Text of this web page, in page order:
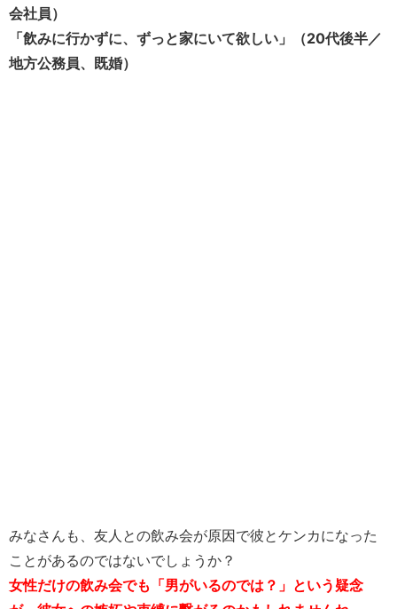
会社員）
「飲みに行かずに、ずっと家にいて欲しい」（20代後半／
地方公務員、既婚）
みなさんも、友人との飲み会が原因で彼とケンカになった
ことがあるのではないでしょうか？
女性だけの飲み会でも 「男がいるのでは？」という疑念